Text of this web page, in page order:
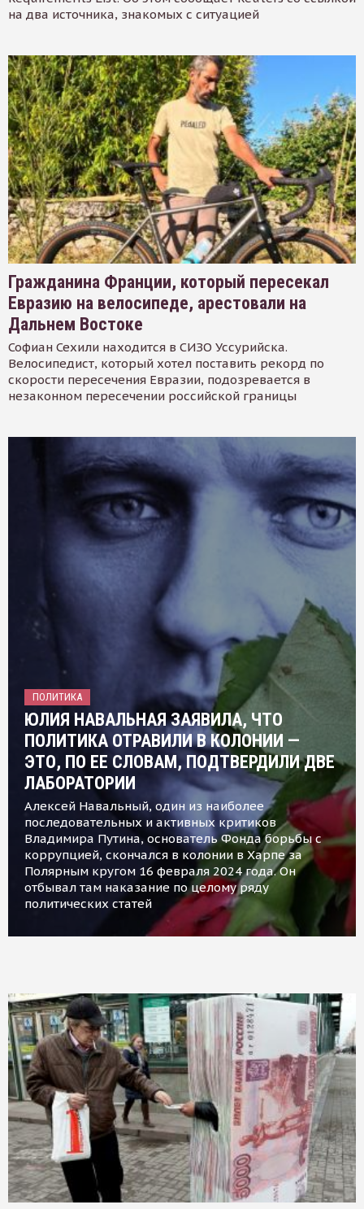
на два источника, знакомых с ситуацией
Гражданина Франции, который пересекал
Евразию на велосипеде, арестовали на
Дальнем Востоке
Софиан Сехили находится в СИЗО Уссурийска.
Велосипедист, который хотел поставить рекорд по
скорости пересечения Евразии, подозревается в
незаконном пересечении российской границы
ПОЛИТИКА
ЮЛИЯ НАВАЛЬНАЯ ЗАЯВИЛА, ЧТО
ПОЛИТИКА ОТРАВИЛИ В КОЛОНИИ —
ЭТО, ПО ЕЕ СЛОВАМ, ПОДТВЕРДИЛИ ДВЕ
ЛАБОРАТОРИИ
Алексей Навальный, один из наиболее
последовательных и активных критиков
Владимира Путина, основатель Фонда борьбы с
коррупцией, скончался в колонии в Харпе за
Полярным кругом 16 февраля 2024 года. Он
отбывал там наказание по целому ряду
политических статей